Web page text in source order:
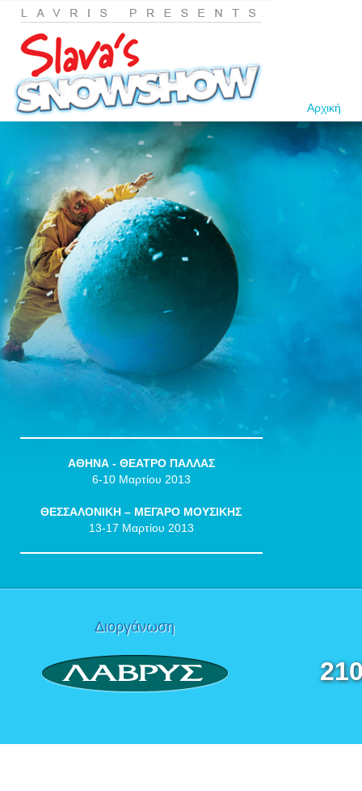
Αρχική
ΑΘΗΝΑ - ΘΕΑΤΡΟ ΠΑΛΛΑΣ
6-10 Μαρτίου 2013
ΘΕΣΣΑΛΟΝΙΚΗ – ΜΕΓΑΡΟ ΜΟΥΣΙΚΗΣ
13-17 Μαρτίου 2013
Διοργάνωση